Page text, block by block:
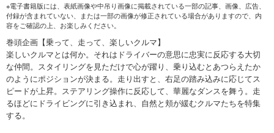
※電子書籍版には、表紙画像や中吊り画像に掲載されている一部の記事、画像、広告、
付録が含まれていない、または一部の画像が修正されている場合がありますので、内
容をご確認の上、お楽しみください。
巻頭企画【乗って、走って、楽しいクルマ】
楽しいクルマとは何か。それはドライバーの意思に忠実に反応する大切
な仲間。スタイリングを見ただけで心が躍り、乗り込むとあつらえたか
のようにポジションが決まる。走り出すと、右足の踏み込みに応じてス
ピードが上昇。ステアリング操作に反応して、華麗なダンスを舞う。走
るほどにドライビングに引き込まれ、自然と頬が緩むクルマたちを特集
する。